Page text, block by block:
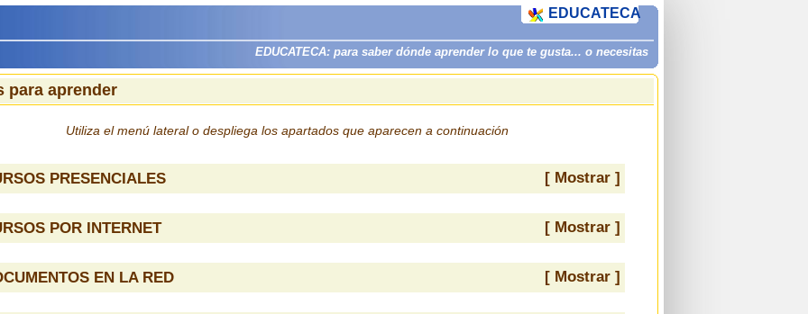
EDUCATECA: para saber dónde aprender lo que te gusta... o necesitas
EDUCATECA
para aprender
Utiliza el menú lateral o despliega los apartados que aparecen a continuación
PRESENCIALES [ Mostrar ]
POR INTERNET [ Mostrar ]
EN LA RED [ Mostrar ]